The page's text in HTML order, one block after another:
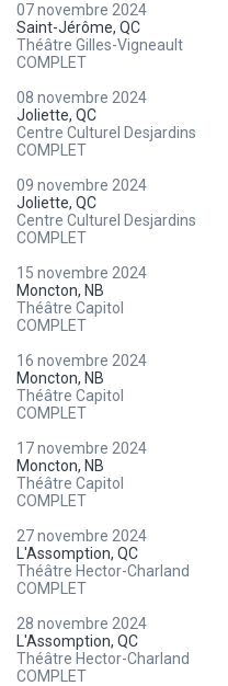
07 novembre 2024
Saint-Jérôme, QC
Théâtre Gilles-Vigneault
COMPLET
08 novembre 2024
Joliette, QC
Centre Culturel Desjardins
COMPLET
09 novembre 2024
Joliette, QC
Centre Culturel Desjardins
COMPLET
15 novembre 2024
Moncton, NB
Théâtre Capitol
COMPLET
16 novembre 2024
Moncton, NB
Théâtre Capitol
COMPLET
17 novembre 2024
Moncton, NB
Théâtre Capitol
COMPLET
27 novembre 2024
L'Assomption, QC
Théâtre Hector-Charland
COMPLET
28 novembre 2024
L'Assomption, QC
Théâtre Hector-Charland
COMPLET